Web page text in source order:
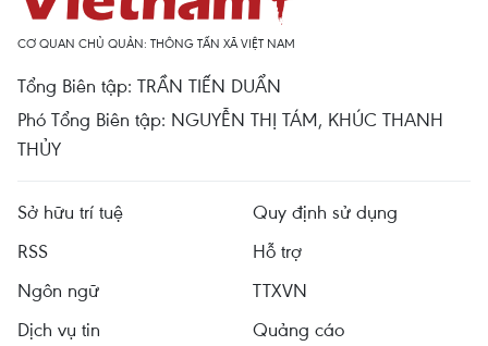
CƠ QUAN CHỦ QUẢN: THÔNG TẤN XÃ VIỆT NAM
Tổng Biên tập: TRẦN TIẾN DUẨN
Phó Tổng Biên tập: NGUYỄN THỊ TÁM, KHÚC THANH
THỦY
Sở hữu trí tuệ
Quy định sử dụng
RSS
Hỗ trợ
Ngôn ngữ
TTXVN
Dịch vụ tin
Quảng cáo